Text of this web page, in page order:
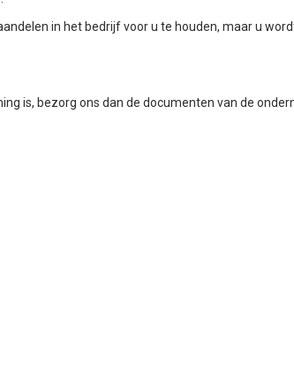
in het bedrijf voor u te houden, maar u
is, bezorg ons dan de documenten van de